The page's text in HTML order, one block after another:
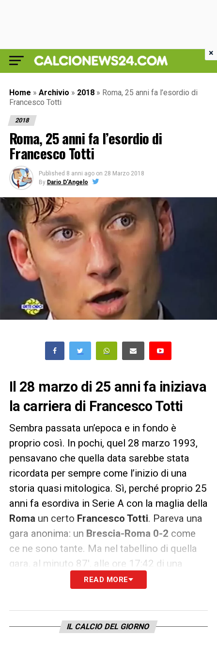
Home » Archivio » 2018 » Roma, 25 anni fa l’esordio di
Francesco Totti
2018
Roma, 25 anni fa l’esordio di
Francesco Totti
Published 8 anni ago on 28 Marzo 2018
By Dario D'Angelo
Il 28 marzo di 25 anni fa iniziava
la carriera di Francesco Totti
Sembra passata un’epoca e in fondo è
proprio così. In pochi, quel 28 marzo 1993,
pensavano che quella data sarebbe stata
ricordata per sempre come l’inizio di una
storia quasi mitologica. Sì, perché proprio 25
anni fa esordiva in Serie A con la maglia della
Romaun certo Francesco Totti. Pareva una
gara anonima: un Brescia-Roma 0-2 come
ce ne sono tante. Ma nel tabellino di quella
gara, al minuto 87′, alle ore 17:42 di una
domenica particolare – fischio d’inizio alle
legale – ecco spuntare l’esordio di
Francesco Totti: il predestinato, l’ottavo Re di
READ MORE
IL CALCIO DEL GIORNO
×